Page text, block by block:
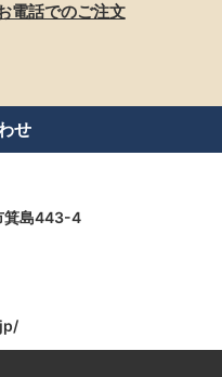
電話でのご注文
せ
箕島443-4